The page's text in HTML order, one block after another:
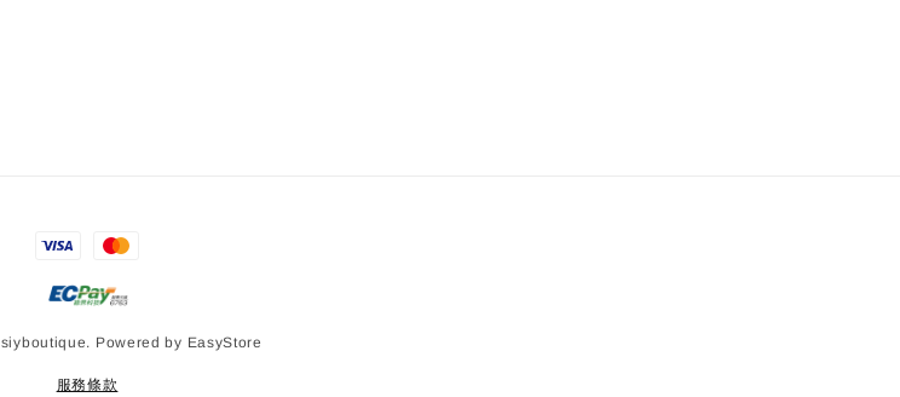
Powered by EasyStore
服務條款